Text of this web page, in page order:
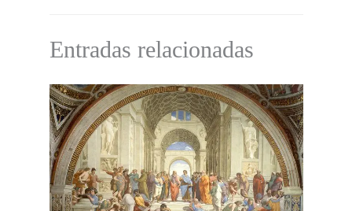
Entradas relacionadas